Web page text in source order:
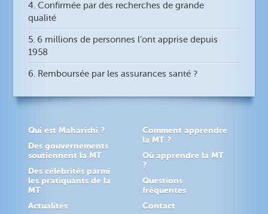
4. Confirmée par des recherches de grande
qualité
5. 6 millions de personnes l’ont apprise depuis
1958
6. Remboursée par les assurances santé ?
Qui est Maharishi ?
Des gouvernements
soutiennent la MT
Des célébrités parmi
les pratiquants de la
MT
Actualités
Comment apprendre
la MT ?
Où apprendre la MT
?
Questions
fréquentes
Contact